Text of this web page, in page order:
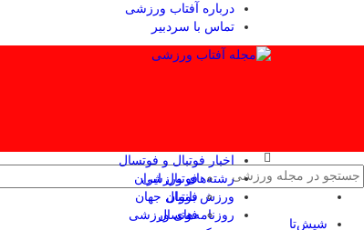
درباره آفتاب ورزشی
تماس با سردبیر
اخبار فوتبال و فوتسال
فوتبال ایران
فوتبال جهان
فوتسال
رشته‌های ورزشی
ورزش بانوان
روزنامه‌های ورزشی
شیش‌تا